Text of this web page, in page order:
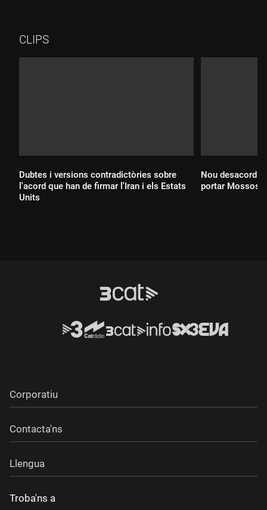
CLIPS
Dubtes i versions contradictòries sobre
l'acord que han de firmar l'Iran i els Estats
Units
Nou desacord
portar Mossos
Corporatiu
Contacta'ns
Llengua
Troba'ns a